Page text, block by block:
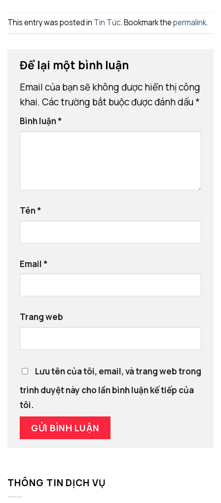
THÔNG TIN DỊCH VỤ
This entry was posted in Tin Tức. Bookmark thepermalink.
Để lại một bình luận
Email của bạn sẽ không được hiển thị công
khai.Các trường bắt buộc được đánh dấu*
Bình luận*
Tên*
Email*
Trang web
Lưu tên của tôi, email, và trang web trong
trình duyệt này cho lần bình luận kế tiếp của
tôi.